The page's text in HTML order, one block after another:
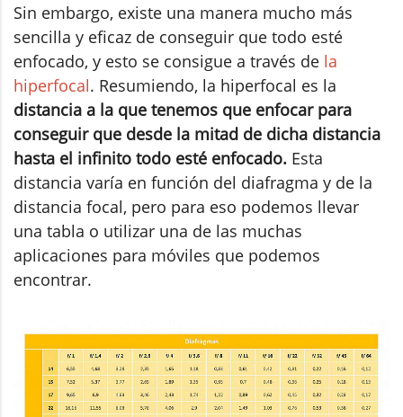
Sin embargo, existe una manera mucho más
sencilla y eficaz de conseguir que todo esté
enfocado, y esto se consigue a través de la
hiperfocal. Resumiendo, la hiperfocal es la
distancia a la que tenemos que enfocar para
conseguir que desde la mitad de dicha distancia
hasta el infinito todo esté enfocado. Esta
distancia varía en función del diafragma y de la
distancia focal, pero para eso podemos llevar
una tabla o utilizar una de las muchas
aplicaciones para móviles que podemos
encontrar.